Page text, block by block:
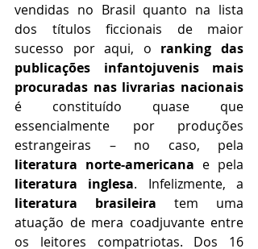
vendidas no Brasil quanto na lista
dos títulos ficcionais de maior
sucesso por aqui, o ranking das
publicações infantojuvenis mais
procuradas nas livrarias nacionais
é constituído quase que
essencialmente por produções
literatura norte-americana
literatura inglesa
literatura brasileira tem uma
atuação de mera coadjuvante entre
os leitores compatriotas. Dos 16